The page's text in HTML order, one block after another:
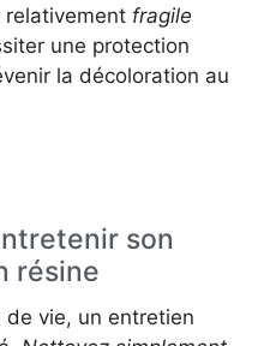
fragile
une protection
la décoloration au
son
résine
de vie, un entretien